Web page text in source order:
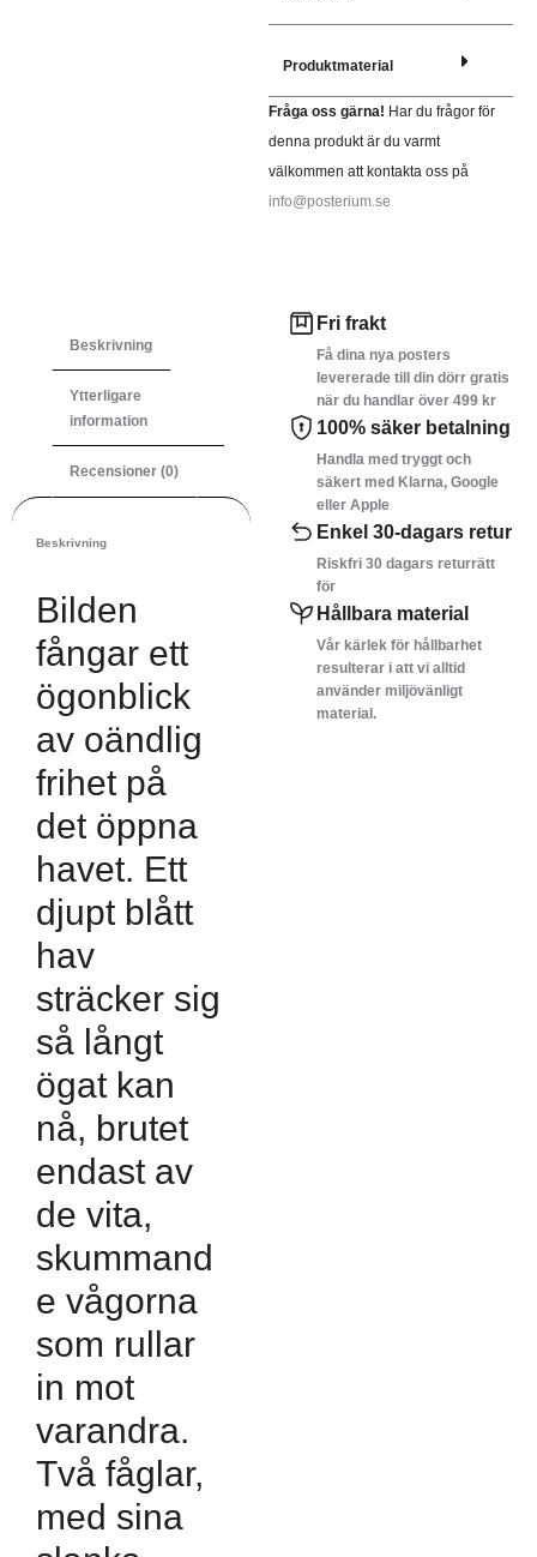
Produktmaterial
Fråga oss gärna! Har du frågor för
denna produkt är du varmt
välkommen att kontakta oss på
info@posterium.se
Beskrivning
Ytterligare
information
Recensioner (0)
Beskrivning
Bilden
fångar ett
ögonblick
av oändlig
frihet på
det öppna
havet. Ett
djupt blått
hav
sträcker sig
så långt
ögat kan
nå, brutet
endast av
de vita,
skummand
e vågorna
som rullar
in mot
varandra.
Två fåglar,
med sina
Fri frakt
Få dina nya posters
levererade till din dörr gratis
när du handlar över 499 kr
100% säker betalning
Handla med tryggt och
säkert med Klarna, Google
eller Apple
Enkel 30-dagars retur
Riskfri 30 dagars returrätt
för
Hållbara material
Vår kärlek för hållbarhet
resulterar i att vi alltid
använder miljövänligt
material.